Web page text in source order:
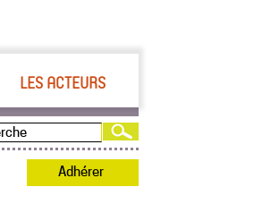
LES ACTEURS
Adhérer